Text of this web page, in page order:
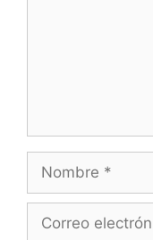
electrónico